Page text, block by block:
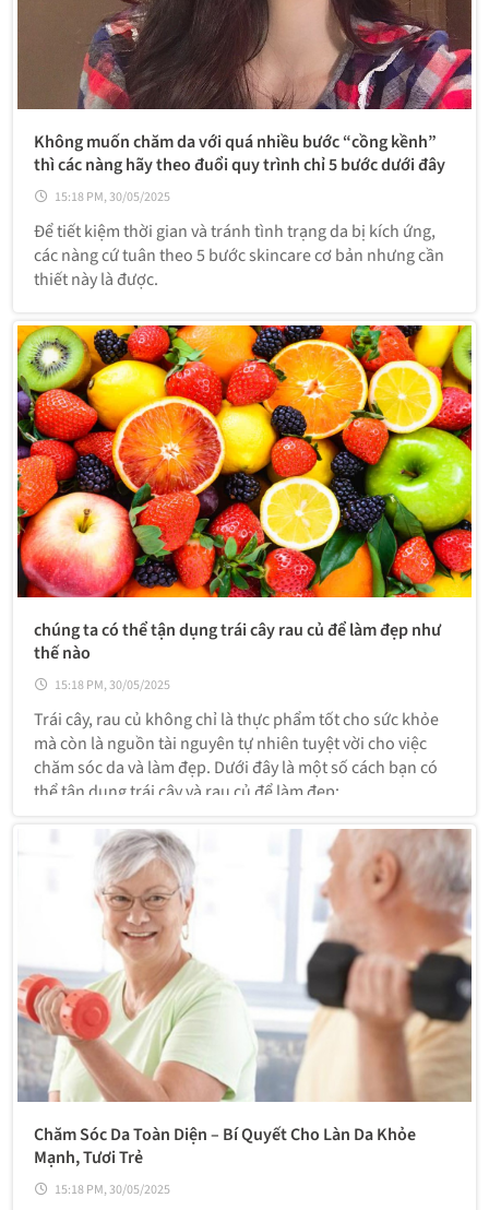
Không muốn chăm da với quá nhiều bước “cồng kềnh”
thì các nàng hãy theo đuổi quy trình chỉ 5 bước dưới đây
15:18 PM, 30/05/2025
Để tiết kiệm thời gian và tránh tình trạng da bị kích ứng,
các nàng cứ tuân theo 5 bước skincare cơ bản nhưng cần
thiết này là được.
chúng ta có thể tận dụng trái cây rau củ để làm đẹp như
thế nào
15:18 PM, 30/05/2025
Trái cây, rau củ không chỉ là thực phẩm tốt cho sức khỏe
mà còn là nguồn tài nguyên tự nhiên tuyệt vời cho việc
chăm sóc da và làm đẹp. Dưới đây là một số cách bạn có
thể tận dụng trái cây và rau củ để làm đẹp:
Chăm Sóc Da Toàn Diện – Bí Quyết Cho Làn Da Khỏe
Mạnh, Tươi Trẻ
15:18 PM, 30/05/2025